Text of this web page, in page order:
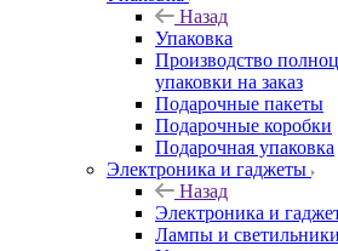
Назад
Упаковка
Производство
упаковки на заказ
Подарочные пакеты
Подарочные коробки
Подарочная упаковка
Электроника и гаджеты
Назад
Электроника и
Лампы и светильники